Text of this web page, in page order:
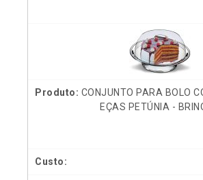
CONJUNTO PARA BOLO
EÇAS PETÚNIA -